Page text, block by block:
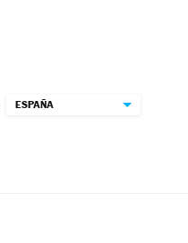
ESPAÑA